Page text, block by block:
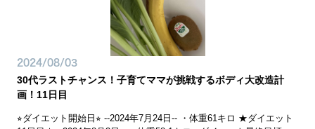
2024/08/03
30代ラストチャンス！子育てママが挑戦するボディ大改造計
画！11日目
⭐︎ダイエット開始日⭐︎ --2024年7月24日-- ・体重61キロ ★ダイエット